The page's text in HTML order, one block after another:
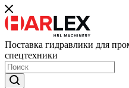
Поставка гидравлики для
спецтехники